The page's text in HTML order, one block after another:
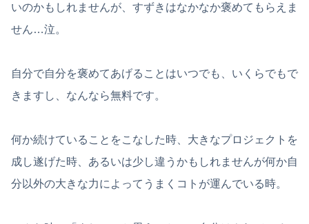
いのかもしれませんが、すずきはなかなか褒めてもらえま
せん…泣。
自分で自分を褒めてあげることはいつでも、いくらでもで
きますし、なんなら無料です。
何か続けていることをこなした時、大きなプロジェクトを
成し遂げた時、あるいは少し違うかもしれませんが何か自
分以外の大きな力によってうまくコトが運んでいる時。